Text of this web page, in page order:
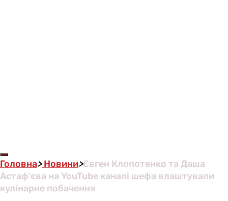
Головна>Новини>Євген Клопотенко та Даша
Астаф’єва на YouTube каналі шефа влаштували
кулінарне побачення